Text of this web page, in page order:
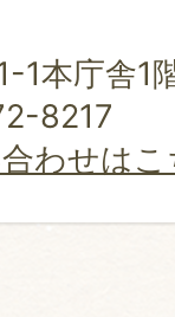
1本庁舎1
8217
わせは